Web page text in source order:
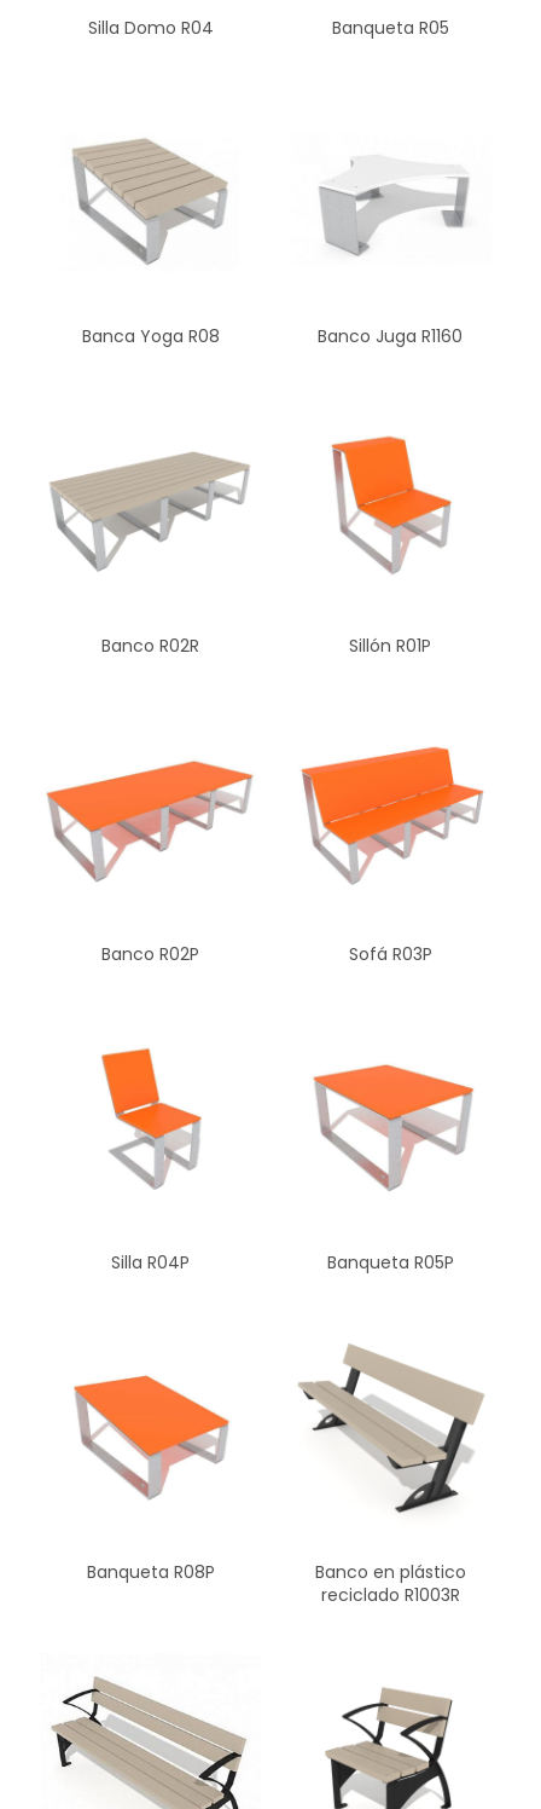
Silla Domo R04 Banqueta R05
Banca Yoga R08 Banco Juga R1160
Banco R02R Sillón R01P
Banco R02P Sofá R03P
Silla R04P Banqueta R05P
Banqueta R08P
Banco en plástico
reciclado R1003R